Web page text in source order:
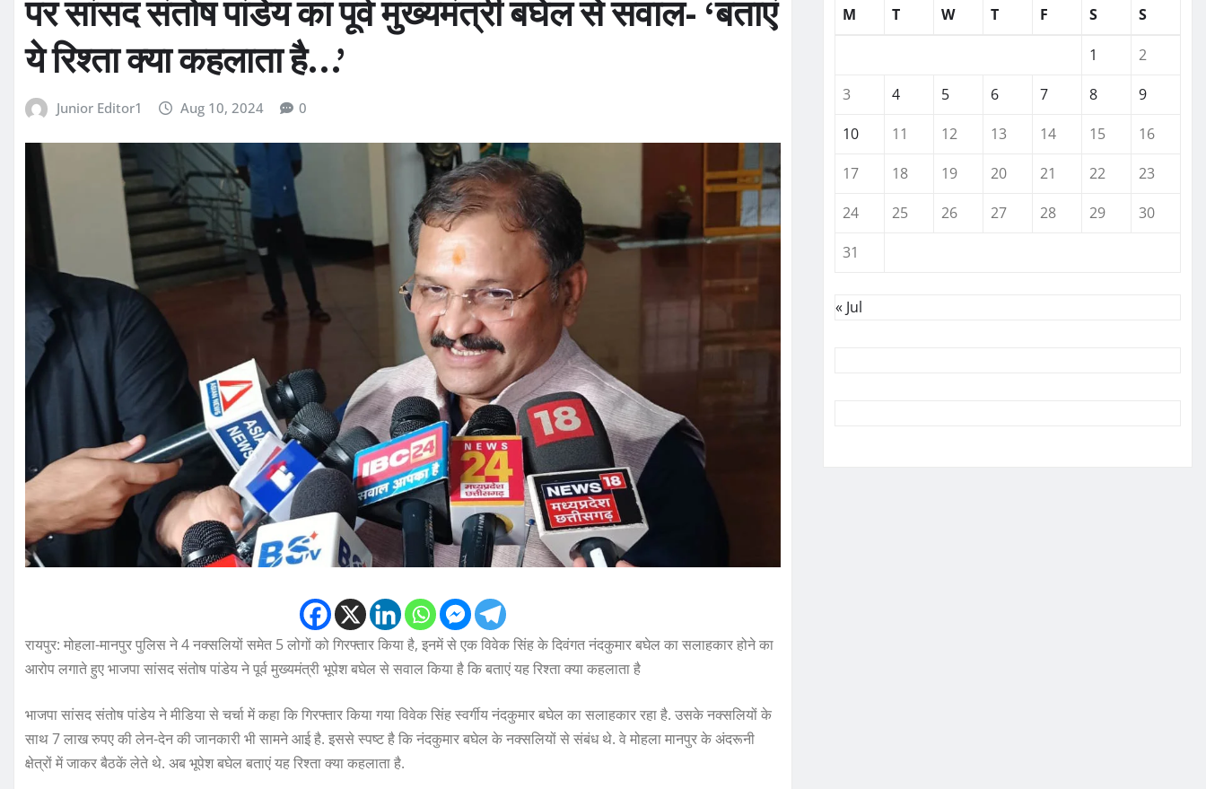
पर सांसद संतोष पांडेय का पूर्व मुख्यमंत्री बघेल से सवाल- ‘बताएं
ये रिश्ता क्या कहलाता है…’
Junior Editor1 Aug 10, 2024 0
रायपुर: मोहला-मानपुर पुलिस ने 4 नक्सलियों समेत 5 लोगों को गिरफ्तार किया है, इनमें से एक विवेक सिंह के दिवंगत नंदकुमार बघेल का सलाहकार होने का
आरोप लगाते हुए भाजपा सांसद संतोष पांडेय ने पूर्व मुख्यमंत्री भूपेश बघेल से सवाल किया है कि बताएं यह रिश्ता क्या कहलाता है
भाजपा सांसद संतोष पांडेय ने मीडिया से चर्चा में कहा कि गिरफ्तार किया गया विवेक सिंह स्वर्गीय नंदकुमार बघेल का सलाहकार रहा है. उसके नक्सलियों के
साथ 7 लाख रुपए की लेन-देन की जानकारी भी सामने आई है. इससे स्पष्ट है कि नंदकुमार बघेल के नक्सलियों से संबंध थे. वे मोहला मानपुर के अंदरूनी
क्षेत्रों में जाकर बैठकें लेते थे. अब भूपेश बघेल बताएं यह रिश्ता क्या कहलाता है.
M
T W T F S S
1
2
3
4 5 6 7 8
9
10
11 12 13 14 15
16
17
18 19 20 21 22
23
24
25 26 27 28 29
30
31
« Jul